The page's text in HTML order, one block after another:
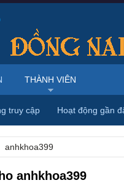
anhkhoa399
anhkhoa399
THÀNH VIÊN
truy cập Hoạt động gần